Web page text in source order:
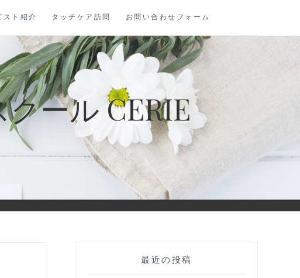
スト紹介 タッチケア訪問 お問い合わせフォーム
ール CERIE
最近の投稿